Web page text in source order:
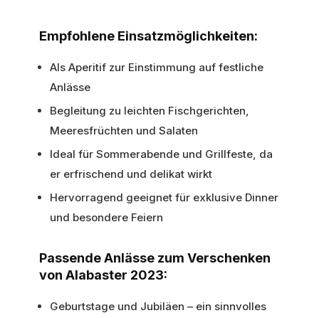
Empfohlene Einsatzmöglichkeiten:
Als Aperitif zur Einstimmung auf festliche
Anlässe
Begleitung zu leichten Fischgerichten,
Meeresfrüchten und Salaten
Ideal für Sommerabende und Grillfeste, da
er erfrischend und delikat wirkt
Hervorragend geeignet für exklusive Dinner
und besondere Feiern
Passende Anlässe zum Verschenken
von Alabaster 2023:
Geburtstage und Jubiläen – ein sinnvolles